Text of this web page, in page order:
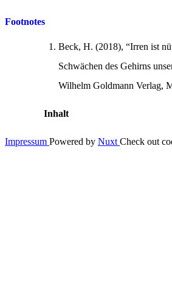
Footnotes
Beck, H. (2018), “Irren ist
Schwächen des Gehirns
Wilhelm Goldmann Verlag,
Inhalt
Impressum Powered by Nuxt Check out